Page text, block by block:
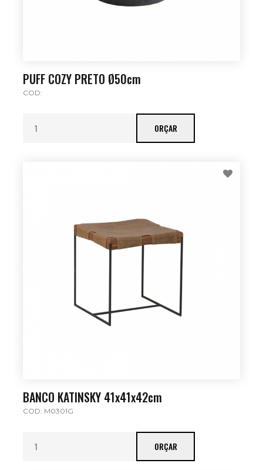
PUFF COZY PRETO Ø50cm
COD:
ORÇAR
BANCO KATINSKY 41x41x42cm
COD: M0301G
ORÇAR